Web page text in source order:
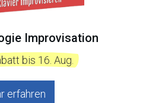
Improvisation
bis 16. Aug.
erfahren